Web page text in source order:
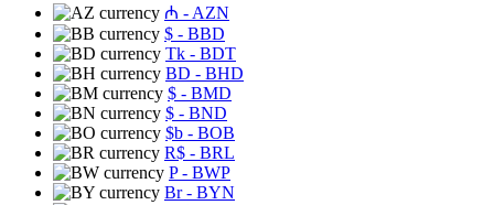
₼ - AZN
$ - BBD
Tk - BDT
BD - BHD
$ - BMD
$ - BND
$b - BOB
R$ - BRL
P- BWP
Br- BYN